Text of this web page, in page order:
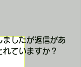
ましたが返信があ
ていますか？